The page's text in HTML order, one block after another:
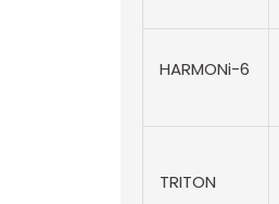
HARMONi-6
TRITON